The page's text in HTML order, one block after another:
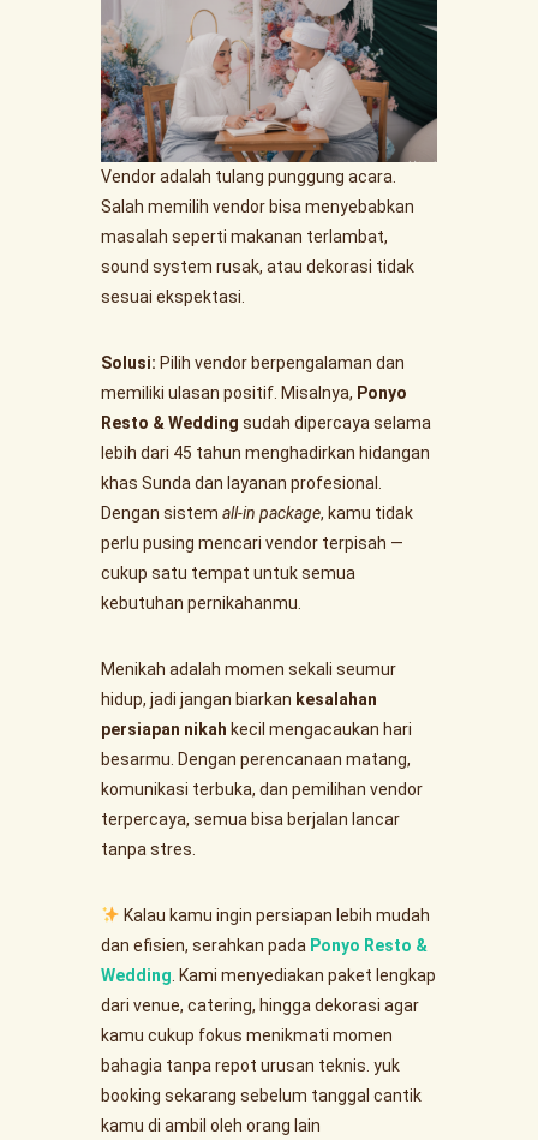
Vendor adalah tulang punggung acara.
Salah memilih vendor bisa menyebabkan
masalah seperti makanan terlambat,
sound system rusak, atau dekorasi tidak
sesuai ekspektasi.
Solusi: Pilih vendor berpengalaman dan
memiliki ulasan positif. Misalnya, Ponyo
Resto & Wedding sudah dipercaya selama
lebih dari 45 tahun menghadirkan hidangan
khas Sunda dan layanan profesional.
Dengan sistem all-in package, kamu tidak
perlu pusing mencari vendor terpisah —
cukup satu tempat untuk semua
kebutuhan pernikahanmu.
Menikah adalah momen sekali seumur
hidup, jadi jangan biarkan kesalahan
persiapan nikah kecil mengacaukan hari
besarmu. Dengan perencanaan matang,
komunikasi terbuka, dan pemilihan vendor
terpercaya, semua bisa berjalan lancar
tanpa stres.
Kalau kamu ingin persiapan lebih mudah
dan efisien, serahkan pada Ponyo Resto &
Wedding . Kami menyediakan paket lengkap
dari venue, catering, hingga dekorasi agar
kamu cukup fokus menikmati momen
bahagia tanpa repot urusan teknis. yuk
booking sekarang sebelum tanggal cantik
kamu di ambil oleh orang lain